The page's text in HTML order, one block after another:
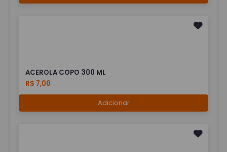
ACEROLA COPO 300 ML
R$ 7,00
Adicionar